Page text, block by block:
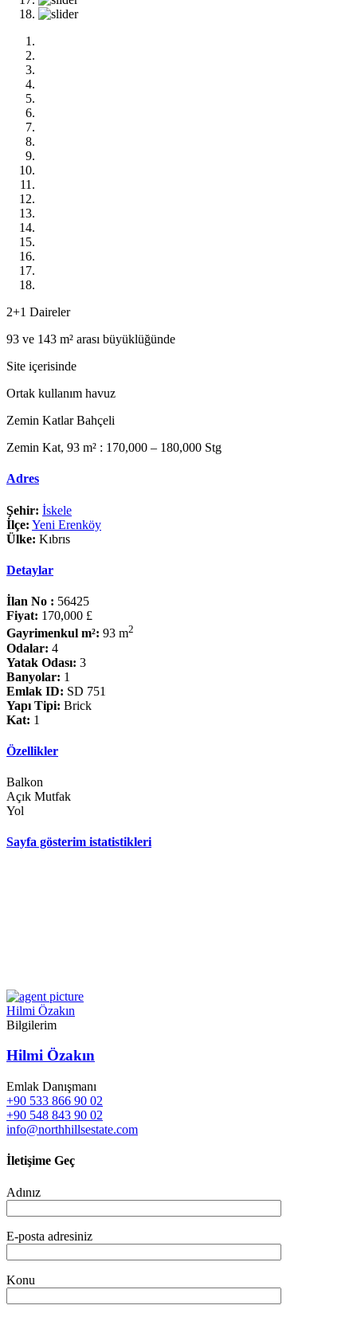
2+1 Daireler
93 ve 143 m² arası büyüklüğünde
Site içerisinde
Ortak kullanım havuz
Zemin Katlar Bahçeli
Zemin Kat, 93 m² : 170,000 – 180,000 Stg
Adres
Şehir: İskele
İlçe: Yeni Erenköy
Ülke: Kıbrıs
Detaylar
İlan No : 56425
Fiyat: 170,000 £
Gayrimenkul m²: 93 m2
Odalar: 4
Yatak Odası: 3
Banyolar: 1
Emlak ID: SD 751
Yapı Tipi: Brick
Kat: 1
Özellikler
Balkon
Açık Mutfak
Yol
Sayfa gösterim istatistikleri
Hilmi Özakın
Bilgilerim
Hilmi Özakın
Emlak Danışmanı
+90 533 866 90 02
+90 548 843 90 02
info@northhillsestate.com
İletişime Geç
Adınız
E-posta adresiniz
Konu